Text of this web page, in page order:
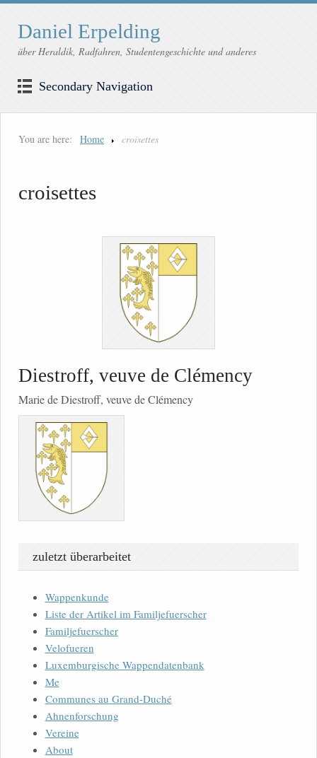
Daniel Erpelding
über Heraldik, Radfahren, Studentengeschichte und anderes
Secondary Navigation
You are here: Home croisettes
croisettes
Diestroff, veuve de Clémency
Marie de Diestroff, veuve de Clémency
zuletzt überarbeitet
Wappenkunde
Liste der Artikel im Familjefuerscher
Familjefuerscher
Velofueren
Luxemburgische Wappendatenbank
Me
Communes au Grand-Duché
Ahnenforschung
Vereine
About